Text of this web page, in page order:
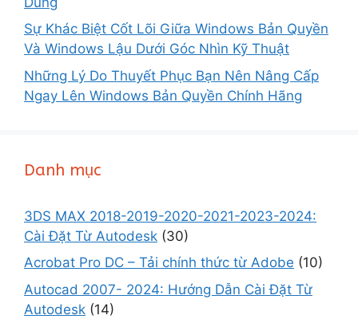
Sự Khác Biệt Cốt Lõi Giữa Windows Bản Quyền
Và Windows Lậu Dưới Góc Nhìn Kỹ Thuật
Những Lý Do Thuyết Phục Bạn Nên Nâng Cấp
Ngay Lên Windows Bản Quyền Chính Hãng
Danh mục
3DS MAX 2018-2019-2020-2021-2023-2024:
Cài Đặt Từ Autodesk (30)
Acrobat Pro DC – Tải chính thức từ Adobe (10)
Autocad 2007- 2024: Hướng Dẫn Cài Đặt Từ
Autodesk (14)